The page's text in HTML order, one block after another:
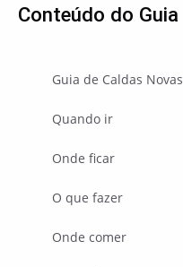
Conteúdo do Guia
Guia de Caldas Novas
Quando ir
Onde ficar
O que fazer
Onde comer